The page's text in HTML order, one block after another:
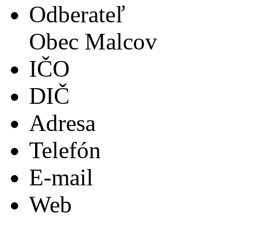
Odberateľ
Obec Malcov
IČO
DIČ
Adresa
Telefón
E-mail
Web